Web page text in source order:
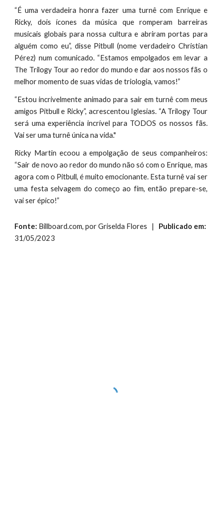
“É uma verdadeira honra fazer uma turnê com Enrique e
Ricky, dois ícones da música que romperam barreiras
musicais globais para nossa cultura e abriram portas para
alguém como eu”, disse Pitbull (nome verdadeiro Christian
Pérez) num comunicado. “Estamos empolgados em levar a
The Trilogy Tour ao redor do mundo e dar aos nossos fãs o
melhor momento de suas vidas de triologia, vamos!”
“Estou incrivelmente animado para sair em turnê com meus
amigos Pitbull e Ricky”, acrescentou Iglesias. “A Trilogy Tour
será uma experiência incrível para TODOS os nossos fãs.
Vai ser uma turnê única na vida."
Ricky Martin ecoou a empolgação de seus companheiros:
“Sair de novo ao redor do mundo não só com o Enrique, mas
agora com o Pitbull, é muito emocionante. Esta turnê vai ser
uma festa selvagem do começo ao fim, então prepare-se,
vai ser épico!”
Fonte: Billboard.com, por Griselda Flores | Publicado em:
31/05/2023